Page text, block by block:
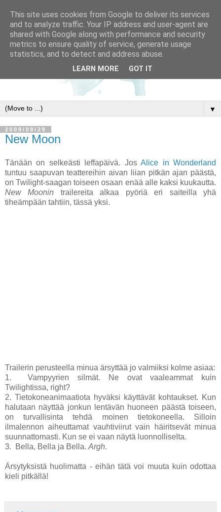
▼
2009/09/29
New Moon
Tänään on selkeästi leffapäivä. JosAlice in Wonderland
tuntuu saapuvan teattereihin aivan liian pitkän ajan päästä,
on Twilight-saagan toiseen osaan enää alle kaksi kuukautta.
New Moonin trailereita alkaa pyöriä eri saiteilla yhä
tiheämpään tahtiin, tässä yksi.
Trailerin perusteella minua ärsyttää jo valmiiksi kolme asiaa:
1. Vampyyrien silmät. Ne ovat vaaleammat kuin
Twilightissa, right?
2. Tietokoneanimaatiota hyväksi käyttävät kohtaukset. Kun
halutaan näyttää jonkun lentävän huoneen päästä toiseen,
on turvallisinta tehdä moinen tietokoneella. Silloin
ilmalennon aiheuttamat vauhtiviirut vain häiritsevät minua
suunnattomasti. Kun se ei vaan näytä luonnolliselta.
3. Bella, Bella ja Bella. Argh.
Ärsytyksistä huolimatta - eihän tätä voi muuta kuin odottaa
kieli pitkällä!
This site uses cookies from Google to deliver its services
and to analyze traffic. Your IP address and user-agent are
shared with Google along with performance and security
metrics to ensure quality of service, generate usage
statistics, and to detect and address abuse.
LEARN MORE GOT IT